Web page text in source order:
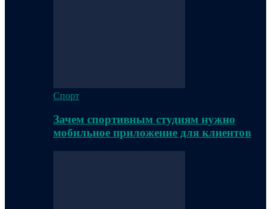
Спорт
Зачем спортивным студиям нужно
мобильное приложение для клиентов